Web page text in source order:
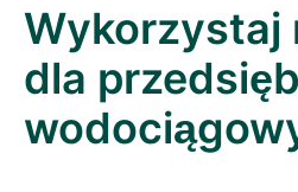
Wykorzystaj
dla